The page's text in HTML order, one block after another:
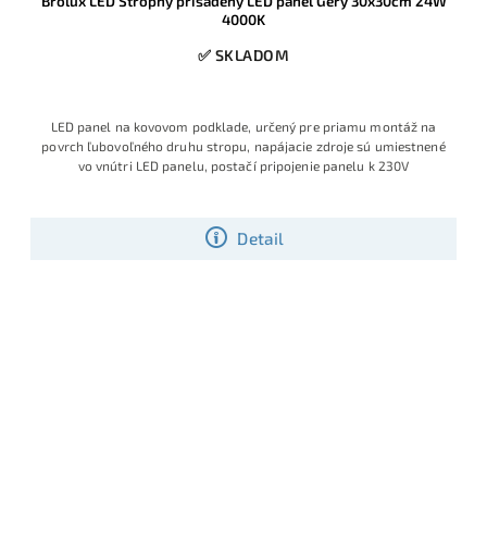
4000K
✅ SKLADOM
Detail
LED panel na kovovom podklade, určený pre priamu montáž na
povrch ľubovoľného druhu stropu, napájacie zdroje sú umiestnené
vo vnútri LED panelu, postačí pripojenie panelu k 230V